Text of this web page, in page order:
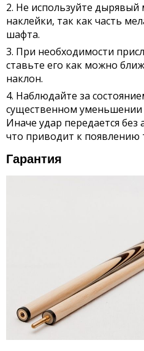
Не используйте дырявый
наклейки, так как часть
шафта.
При необходимости
ставьте его как можно
наклон.
Наблюдайте за
существенном
Иначе удар передается
что приводит к появлению
Гарантия